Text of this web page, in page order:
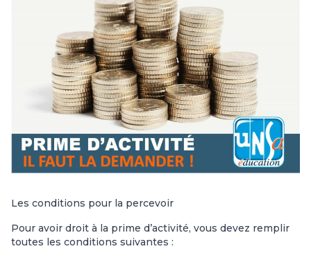
Les conditions pour la percevoir
Pour avoir droit à la prime d’activité, vous devez remplir
toutes les conditions suivantes :